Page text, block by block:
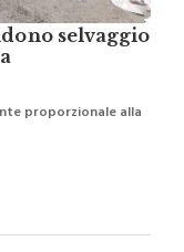
selvaggio
proporzionale alla